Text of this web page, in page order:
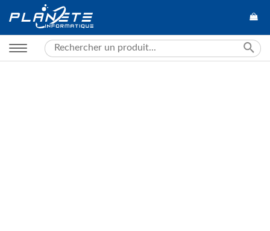
Search
for: